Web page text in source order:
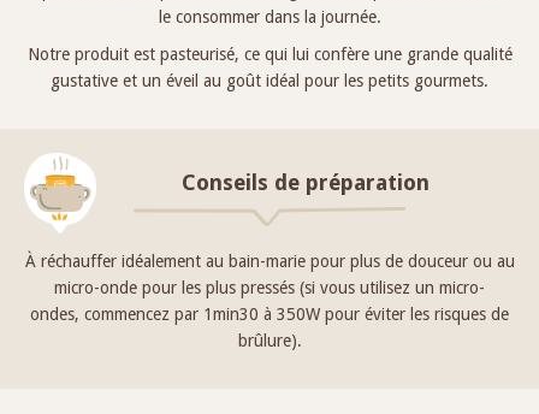
le consommer dans la journée.
Notre produit est pasteurisé, ce qui lui confère une grande qualité
gustative et un éveil au goût idéal pour les petits gourmets.
Conseils de préparation
À réchauffer idéalement au bain-marie pour plus de douceur ou au
micro-onde pour les plus pressés (si vous utilisez un micro-
ondes, commencez par 1min30 à 350W pour éviter les risques de
brûlure).